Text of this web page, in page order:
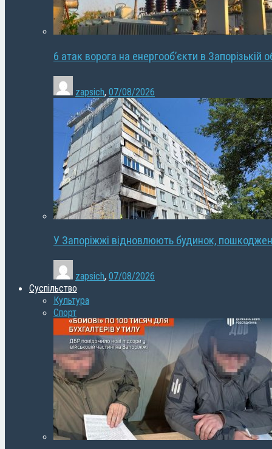
6 атак ворога на енергооб’єкти в Запорізькій
zapsich, 07/08/2026
У Запоріжжі відновлюють будинок,
zapsich, 07/08/2026
Суспільство
Культура
Спорт